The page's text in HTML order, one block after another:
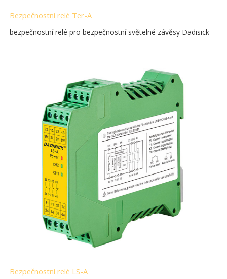
Bezpečnostní relé Ter-A
bezpečnostní relé pro bezpečnostní světelné závěsy Dadisick
Bezpečnostní relé LS-A